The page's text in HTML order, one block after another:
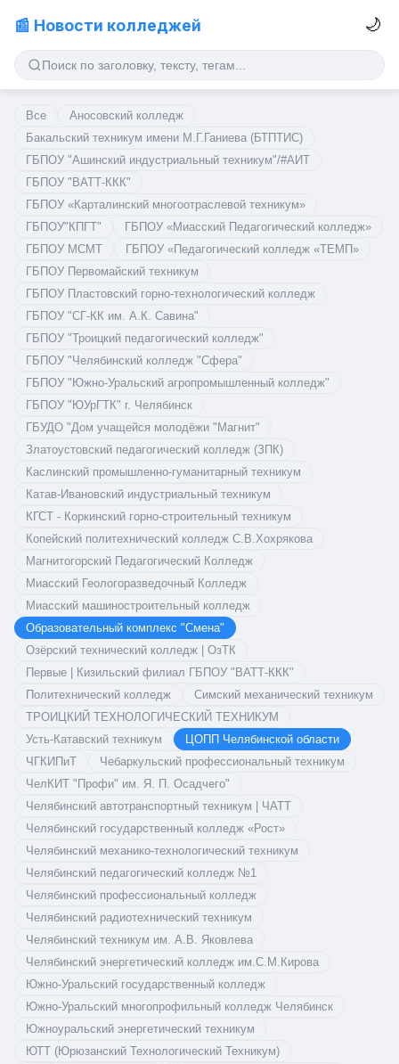
📰 Новости колледжей 🌙
Все
Аносовский колледж
Бакальский техникум имени М.Г.Ганиева (БТПТИС)
ГБПОУ "Ашинский индустриальный техникум"/#АИТ
ГБПОУ "ВАТТ-ККК"
ГБПОУ «Карталинский многоотраслевой техникум»
ГБПОУ"КПГТ"
ГБПОУ «Миасский Педагогический колледж»
ГБПОУ МСМТ
ГБПОУ «Педагогический колледж «ТЕМП»
ГБПОУ Первомайский техникум
ГБПОУ Пластовский горно-технологический колледж
ГБПОУ "СГ-КК им. А.К. Савина"
ГБПОУ "Троицкий педагогический колледж"
ГБПОУ "Челябинский колледж "Сфера"
ГБПОУ "Южно-Уральский агропромышленный колледж"
ГБПОУ "ЮУрГТК" г. Челябинск
ГБУДО "Дом учащейся молодёжи "Магнит"
Златоустовский педагогический колледж (ЗПК)
Каслинский промышленно-гуманитарный техникум
Катав-Ивановский индустриальный техникум
КГСТ - Коркинский горно-строительный техникум
Копейский политехнический колледж С.В.Хохрякова
Магнитогорский Педагогический Колледж
Миасский Геологоразведочный Колледж
Миасский машиностроительный колледж
Образовательный комплекс "Смена"
Озёрский технический колледж | ОзТК
Первые | Кизильский филиал ГБПОУ "ВАТТ-ККК"
Политехнический колледж
Симский механический техникум
ТРОИЦКИЙ ТЕХНОЛОГИЧЕСКИЙ ТЕХНИКУМ
Усть-Катавский техникум
ЦОПП Челябинской области
ЧГКИПиТ
Чебаркульский профессиональный техникум
ЧелКИТ "Профи" им. Я. П. Осадчего"
Челябинский автотранспортный техникум | ЧАТТ
Челябинский государственный колледж «Рост»
Челябинский механико-технологический техникум
Челябинский педагогический колледж №1
Челябинский профессиональный колледж
Челябинский радиотехнический техникум
Челябинский техникум им. А.В. Яковлева
Челябинский энергетический колледж им.С.М.Кирова
Южно-Уральский государственный колледж
Южно-Уральский многопрофильный колледж Челябинск
Южноуральский энергетический техникум
ЮТТ (Юрюзанский Технологический Техникум)